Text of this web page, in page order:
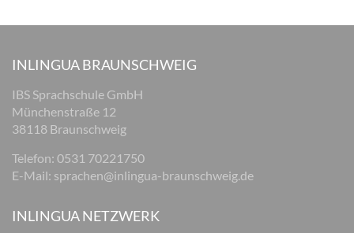
INLINGUA BRAUNSCHWEIG
IBS Sprachschule GmbH
Münchenstraße 12
38118 Braunschweig
Telefon: 0531 70221750
E-Mail: sprachen@inlingua-braunschweig.de
INLINGUA NETZWERK